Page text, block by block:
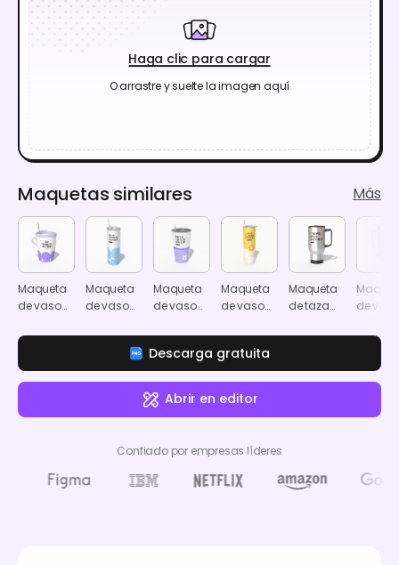
Haga clic para cargar
O arrastre y suelte la imagen aquí
Maquetas similares Más
Maqueta
de vaso
con
Maqueta
de vaso
Maqueta
de vaso
con tapa
transparente
Maqueta
de vaso
Maqueta
de taza
de 14oz
de vaso
con
tapa
Descarga gratuita
Abrir en editor
Confiado por empresas líderes